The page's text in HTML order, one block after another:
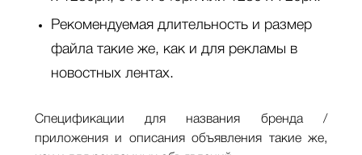
Рекомендуемая длительность и размер
файла такие же, как и для рекламы в
новостных лентах.
Спецификации для названия бренда /
приложения и описания объявления такие же,